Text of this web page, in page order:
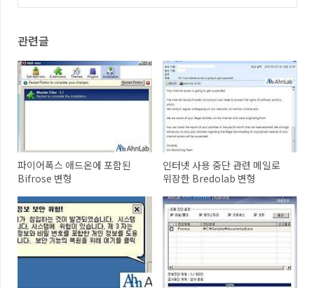
관련글
파이어폭스 애드온에 포함된
Bifrose 변형
인터넷 사용 중단 관련 메일로
위장한 Bredolab 변형